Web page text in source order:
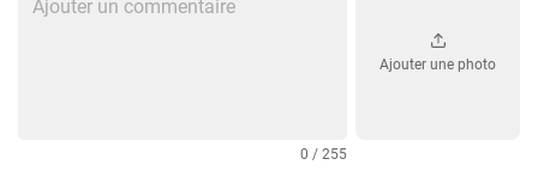
0 / 255
Ajouter une photo